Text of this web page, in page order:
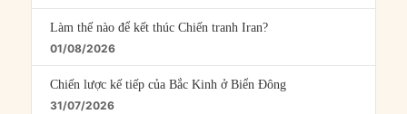
Làm thế nào để kết thúc Chiến tranh Iran?
01/08/2026
Chiến lược kế tiếp của Bắc Kinh ở Biển Đông
31/07/2026